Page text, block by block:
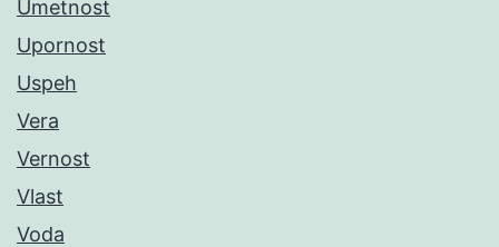
Umetnost
Upornost
Uspeh
Vera
Vernost
Vlast
Voda